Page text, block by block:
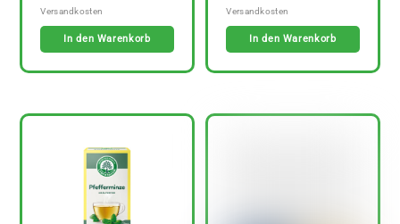
In den Warenkorb In den Warenkorb